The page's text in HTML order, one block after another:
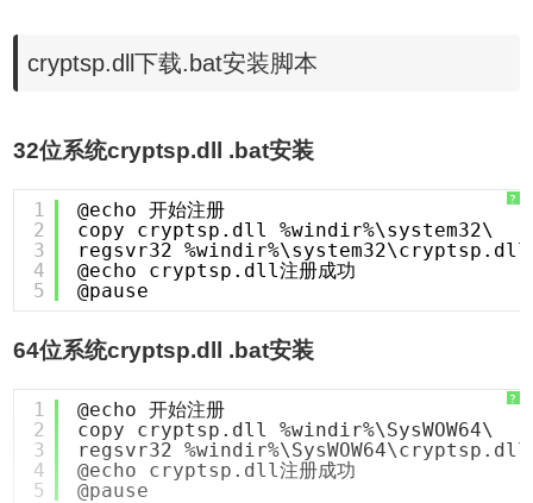
cryptsp.dll下载.bat安装脚本
32位系统cryptsp.dll .bat安装
?
1
2
3
4
5
@echo 开始注册
copy cryptsp.dll %windir%\system32\
regsvr32
@echo cryptsp.dll注册成功
@pause
64位系统cryptsp.dll .bat安装
?
1
2
3
4
5
@echo 开始注册
copy cryptsp.dll %windir%\SysWOW64\
regsvr32
@echo cryptsp.dll注册成功
@pause